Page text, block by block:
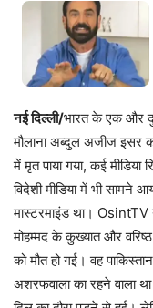
नई दिल्ली/भारत के एक और
मौलाना अब्दुल अजीज इसर
में मृत पाया गया, कई मीडिया
विदेशी मीडिया में भी सामने
मास्टरमाइंड था।
मोहम्मद के कुख्यात और
को मौत हो गई। वह
अशरफवाला का रहने वाला